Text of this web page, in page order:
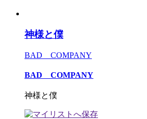
神様と僕
BAD COMPANY
BAD COMPANY
神様と僕